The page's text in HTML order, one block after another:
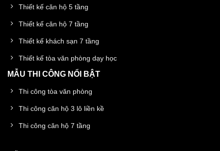
Thiết kế căn hộ 5 tầng
Thiết kế căn hộ 7 tầng
Thiết kế khách sạn 7 tầng
Thiết kế tòa văn phòng dạy học
MẪU THI CÔNG NỔI BẬT
Thi công tòa văn phòng
Thi công căn hộ 3 lô liền kề
Thi công căn hộ 7 tầng